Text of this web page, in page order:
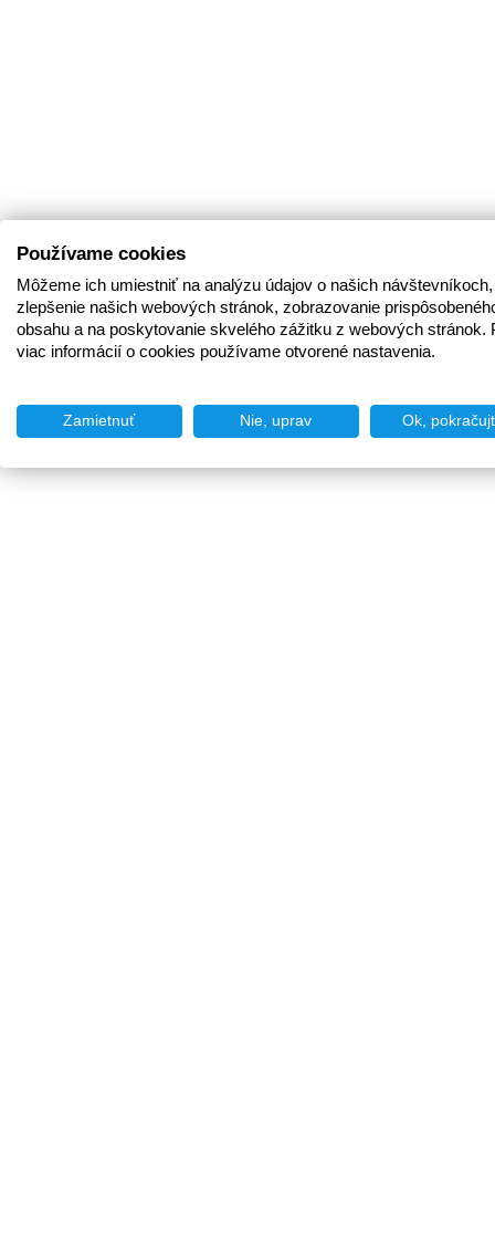
Používame cookies
Môžeme ich umiestniť na analýzu údajov o našich
zlepšenie našich webových stránok, zobrazovanie
obsahu a na poskytovanie skvelého zážitku z webových stránok.
viac informácií o cookies používame otvorené nastavenia.
Zamietnuť Nie, uprav Ok,